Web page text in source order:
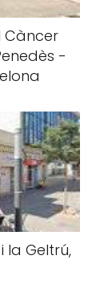
Càncer
-
la Geltrú,